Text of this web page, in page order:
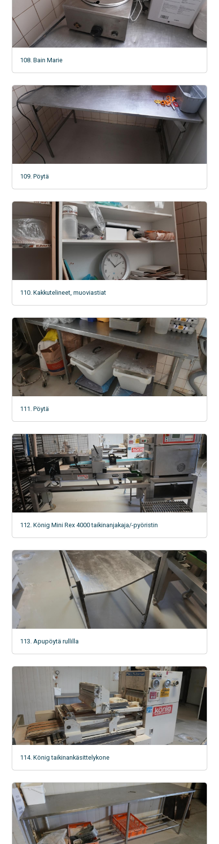
108. Bain Marie
109. Pöytä
110. Kakkutelineet, muoviastiat
111. Pöytä
112. König Mini Rex 4000 taikinanjakaja/-pyöristin
113. Apupöytä rullilla
114. König taikinankäsittelykone